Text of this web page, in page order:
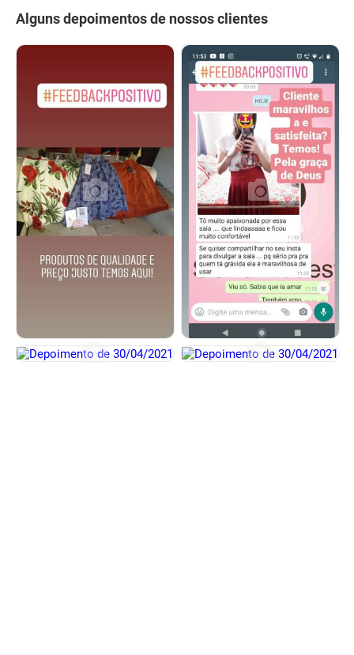
Alguns depoimentos de nossos clientes